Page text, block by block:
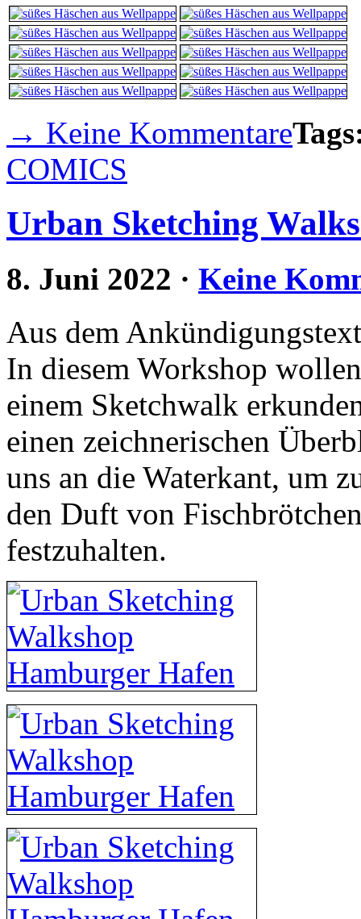
→ Keine Kommentare
COMICS
Urban Sketching
8. Juni 2022 · Keine
Aus dem
In diesem Workshop
einem Sketchwalk
einen zeichnerischen
uns an die Waterkant, um
den Duft von
festzuhalten.